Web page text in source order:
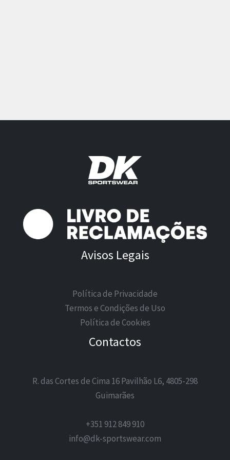
Avisos Legais
Política de Privacidade
Termos e Condições de Uso
Política de Cookies
Contactos
R. das Cortes de Cima 16 Pavilhão L6, 4805-298
Guimarães
+351 912 849 910
info@dk-sportswear.com